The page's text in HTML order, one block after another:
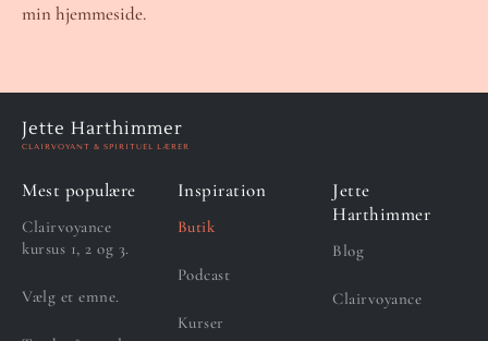
min hjemmeside.
Jette Harthimmer
CLAIRVOYANT & SPIRITUEL LÆRER
Mest populære
Clairvoyance
kursus 1, 2 og 3.
Vælg et emne.
Inspiration
Butik
Podcast
Kurser
Jette
Harthimmer
Blog
Clairvoyance